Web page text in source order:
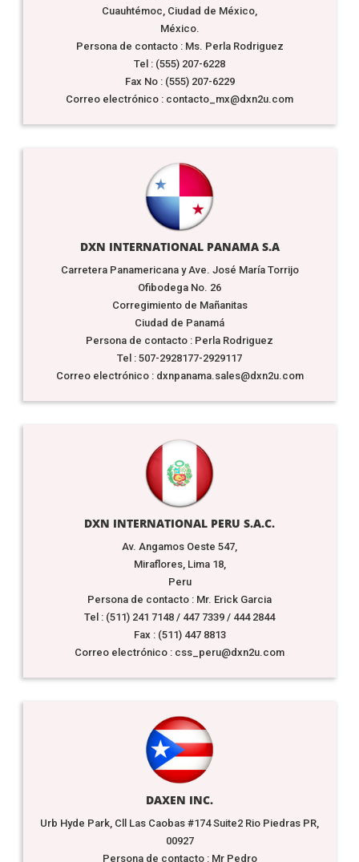
Cuauhtémoc, Ciudad de México,
México.
Persona de contacto : Ms. Perla Rodriguez
Tel : (555) 207-6228
Fax No : (555) 207-6229
Correo electrónico : contacto_mx@dxn2u.com
DXN INTERNATIONAL PANAMA S.A
Carretera Panamericana y Ave. José María Torrijo
Ofibodega No. 26
Corregimiento de Mañanitas
Ciudad de Panamá
Persona de contacto : Perla Rodriguez
Tel : 507-2928177-2929117
Correo electrónico : dxnpanama.sales@dxn2u.com
DXN INTERNATIONAL PERU S.A.C.
Av. Angamos Oeste 547,
Miraflores, Lima 18,
Peru
Persona de contacto : Mr. Erick Garcia
Tel : (511) 241 7148 / 447 7339 / 444 2844
Fax : (511) 447 8813
Correo electrónico : css_peru@dxn2u.com
DAXEN INC.
Urb Hyde Park, Cll Las Caobas #174 Suite2 Rio Piedras PR,
00927
Persona de contacto : Mr Pedro